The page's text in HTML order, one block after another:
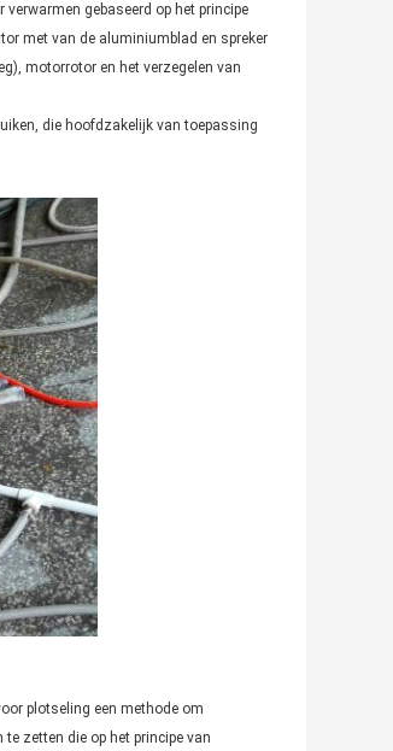
gebaseerd op het principe
met van de aluminiumblad en spreker
motorrotor en het verzegelen van
die hoofdzakelijk van toepassing
plotseling een methode om
zetten die op het principe van